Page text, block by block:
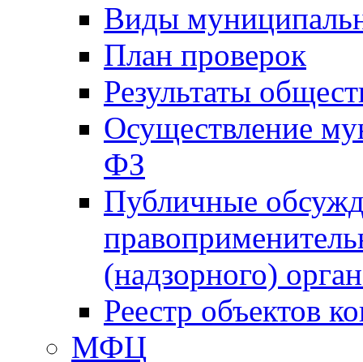
Виды
План проверок
Результаты
Осуществление
ФЗ
Публичные
(надзорного)
Реестр объектов
МФЦ